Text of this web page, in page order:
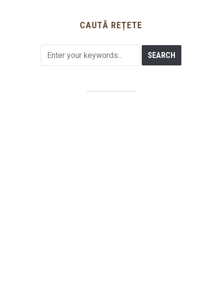
CAUTĂ REȚETE